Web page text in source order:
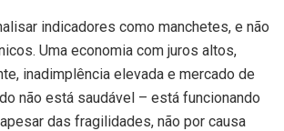
indicadores como manchetes, e não
Uma economia com juros altos,
inadimplência elevada e mercado de
não está saudável – está funcionando
das fragilidades, não por causa